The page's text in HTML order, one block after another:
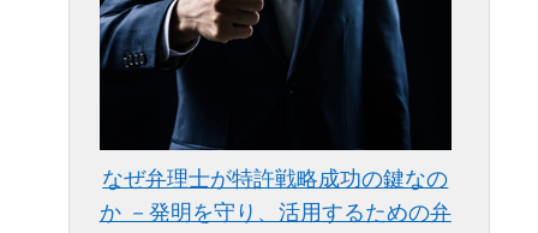
なぜ弁理士が特許戦略成功の鍵なの
か －発明を守り、活用するための弁